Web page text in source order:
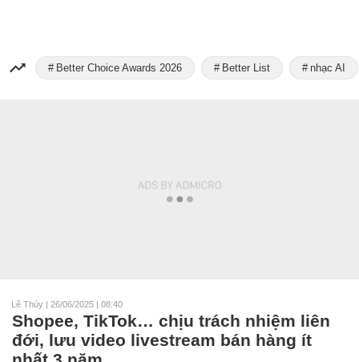
Better Choice Awards 2026 Better List nhạc AI
Lê Thúy | 26/06/2025 | 08:40
Shopee, TikTok… chịu trách nhiệm liên
đới, lưu video livestream bán hàng ít